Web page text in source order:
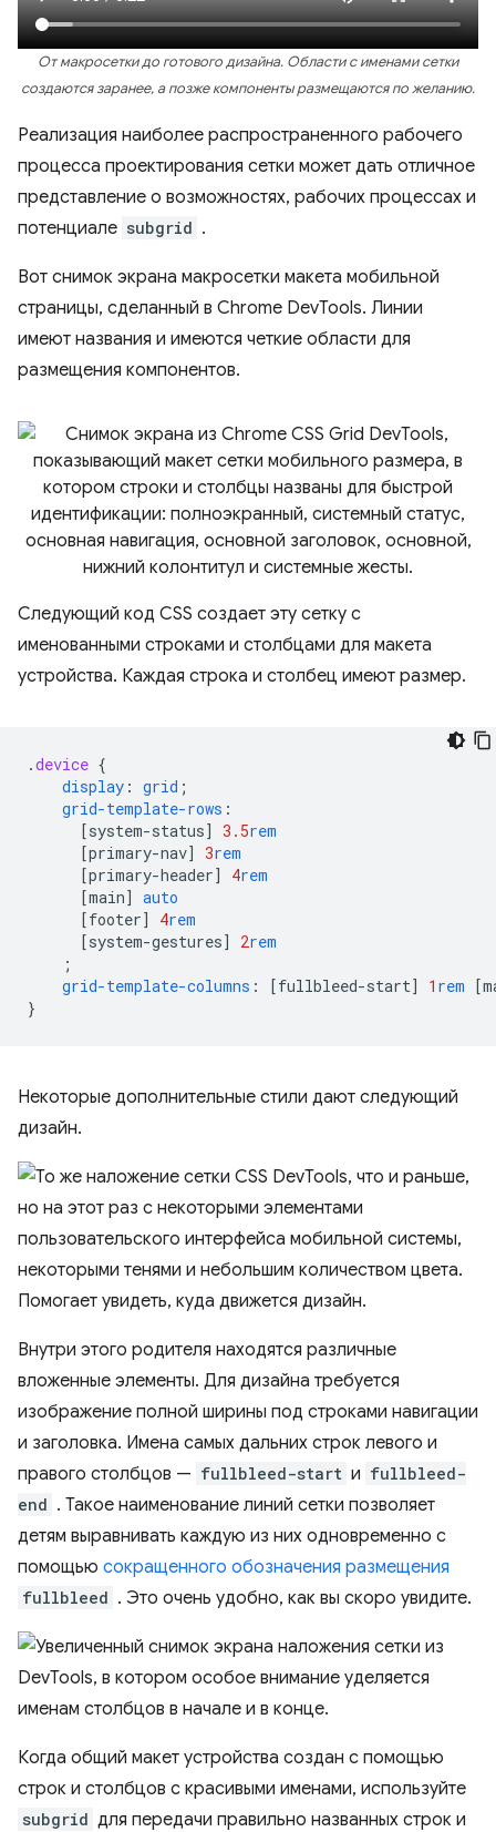
От макросетки до готового дизайна. Области с именами сетки
создаются заранее, а позже компоненты размещаются по желанию.
Реализация наиболее распространенного рабочего
процесса проектирования сетки может дать отличное
представление о возможностях, рабочих процессах и
потенциале subgrid .
Вот снимок экрана макросетки макета мобильной
страницы, сделанный в Chrome DevTools. Линии
имеют названия и имеются четкие области для
размещения компонентов.
Следующий код CSS создает эту сетку с
именованными строками и столбцами для макета
устройства. Каждая строка и столбец имеют размер.
.device {
display : grid ;
grid-template-rows :
[system-status] 3.5rem
[primary-nav] 3rem
[primary-header] 4rem
[main] auto
[footer] 4rem
[system-gestures] 2rem
;
grid-template-columns : [fullbleed-start] 1 rem [
}
Некоторые дополнительные стили дают следующий
дизайн.
Внутри этого родителя находятся различные
вложенные элементы. Для дизайна требуется
изображение полной ширины под строками навигации
и заголовка. Имена самых дальних строк левого и
правого столбцов — fullbleed-start и fullbleed-
end . Такое наименование линий сетки позволяет
детям выравнивать каждую из них одновременно с
помощью сокращенного обозначения размещения
fullbleed . Это очень удобно, как вы скоро увидите.
Когда общий макет устройства создан с помощью
строк и столбцов с красивыми именами, используйте
subgrid для передачи правильно названных строк и